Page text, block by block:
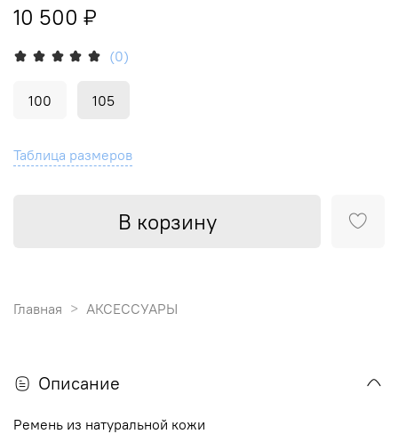
(0)
10 500 ₽
Таблица размеров
В корзину
100 105
Главная АКСЕССУАРЫ
Описание
Ремень из натуральной кожи